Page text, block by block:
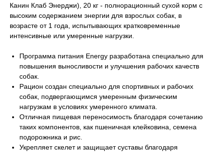
Канин Клаб Энерджи), 20 кг - полнорационный сухой корм с
высоким содержанием энергии для взрослых собак, в
возрасте от 1 года, испытывающих кратковременные
интенсивные или умеренные нагрузки.
Программа питания Energy разработана специально для
повышения выносливости и улучшения рабочих качеств
собак.
Рацион создан специально для спортивных и рабочих
собак, подвергающимся умеренным физическим
нагрузкам в условиях умеренного климата.
Отличная пищевая переносимость благодаря сочетанию
таких компонентов, как пшеничная клейковина, семена
подорожника и рис.
Укрепляет скелет и защищает суставы благодаря